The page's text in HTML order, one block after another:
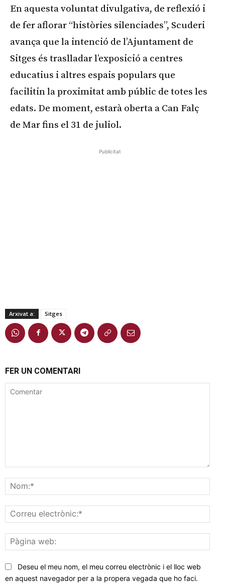
En aquesta voluntat divulgativa, de reflexió i
de fer aflorar “històries silenciades”, Scuderi
avança que la intenció de l’Ajuntament de
Sitges és traslladar l’exposició a centres
educatius i altres espais populars que
facilitin la proximitat amb públic de totes les
edats. De moment, estarà oberta a Can Falç
de Mar fins el 31 de juliol.
Publicitat
Arxivat a: Sitges
FER UN COMENTARI
web:
Deseu el meu nom, el meu correu electrònic i el lloc web
en aquest navegador per a la propera vegada que ho faci.